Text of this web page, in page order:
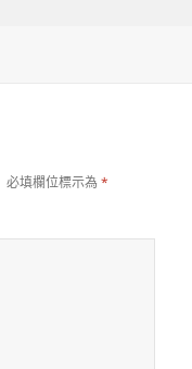
必填欄位標示為*